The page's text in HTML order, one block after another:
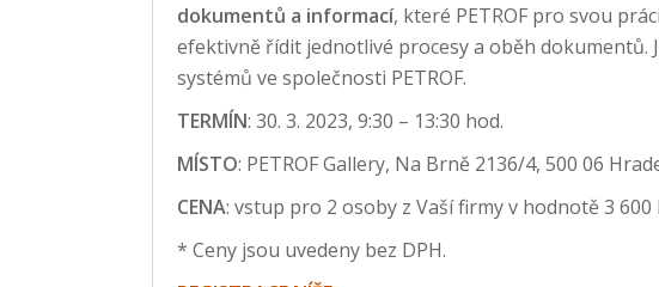
dokumentů a informací, které PETROF pro svou
efektivně řídit jednotlivé procesy a oběh
systémů ve společnosti PETROF.
TERMÍN: 30. 3. 2023, 9:30 – 13:30 hod.
MÍSTO: PETROF Gallery, Na Brně 2136/4, 500 06
CENA: vstup pro 2 osoby z Vaší firmy v hodnotě 3
* Ceny jsou uvedeny bez DPH.